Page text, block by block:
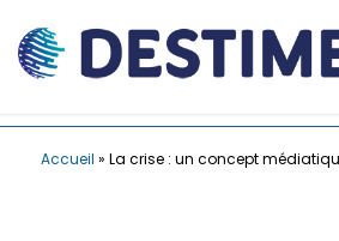
Accueil » La crise : un concept